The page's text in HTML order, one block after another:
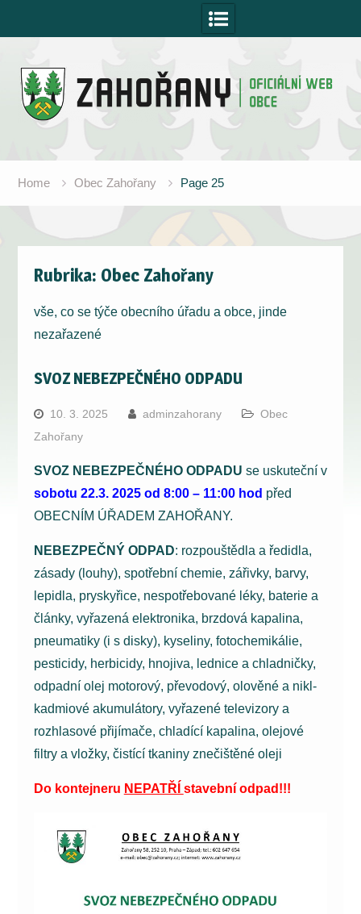
Home Obec Zahořany Page 25
Rubrika: Obec Zahořany
vše, co se týče obecního úřadu a obce, jinde
nezařazené
SVOZ NEBEZPEČNÉHO ODPADU
10. 3. 2025 adminzahorany
Obec
Zahořany
SVOZ NEBEZPEČNÉHO ODPADU se uskuteční v
sobotu 22.3. 2025 od 8:00 – 11:00 hod před
OBECNÍM ÚŘADEM ZAHOŘANY.
NEBEZPEČNÝ ODPAD: rozpouštědla a ředidla,
zásady (louhy), spotřební chemie, zářivky, barvy,
lepidla, pryskyřice, nespotřebované léky, baterie a
články, vyřazená elektronika, brzdová kapalina,
pneumatiky (i s disky), kyseliny, fotochemikálie,
pesticidy, herbicidy, hnojiva, lednice a chladničky,
odpadní olej motorový, převodový, olověné a nikl-
kadmiové akumulátory, vyřazené televizory a
rozhlasové přijímače, chladící kapalina, olejové
filtry a vložky, čistící tkaniny znečištěné oleji
Do kontejneru NEPATŘÍ stavební odpad!!!